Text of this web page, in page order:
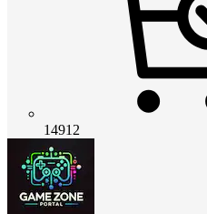
14912